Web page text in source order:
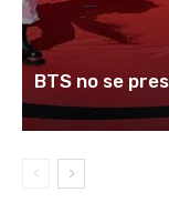
BTS no se